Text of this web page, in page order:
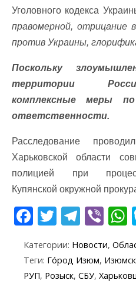
Уголовного кодекса
правомерной, отрицание
против Украины,
Поскольку
территории
комплексные меры
ответственности.
Расследование
Харьковской области
полицией при
Купянской окружной
F
e
b
T
itt
er
T
e
gr
Vi
er
s
Категории: Новости,
Теги: Го́род Изюм,
РУП, Розыск, СБУ,